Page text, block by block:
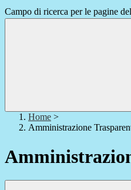
Campo di ricerca per le pagine
Home >
Amministrazione